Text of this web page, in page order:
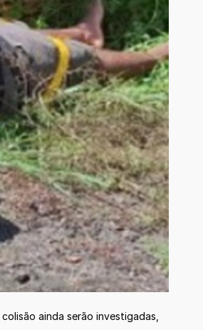
ainda serão investigadas,